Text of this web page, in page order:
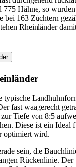
775 Hähne, so
bei 163 Züchtern
Rheinländer
typische
fast waagerecht
Tiefe von 8:5
Diese ist ein Ideal
optimiert wird.
sein, die
Rückenlinie.